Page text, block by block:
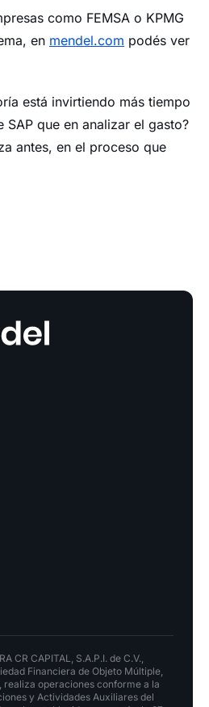
como FEMSA o KPMG
en mendel.com podés ver
está invirtiendo más tiempo
que en analizar el gasto?
antes, en el proceso que
CR CAPITAL, S.A.P.I. de C.V.,
Financiera de Objeto Múltiple,
realiza operaciones conforme a la
y Actividades Auxiliares del